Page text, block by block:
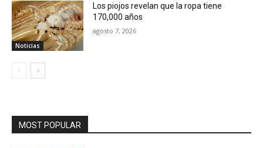
Noticias
Los piojos revelan que la ropa tiene
170,000 años
agosto 7, 2026
MOST POPULAR